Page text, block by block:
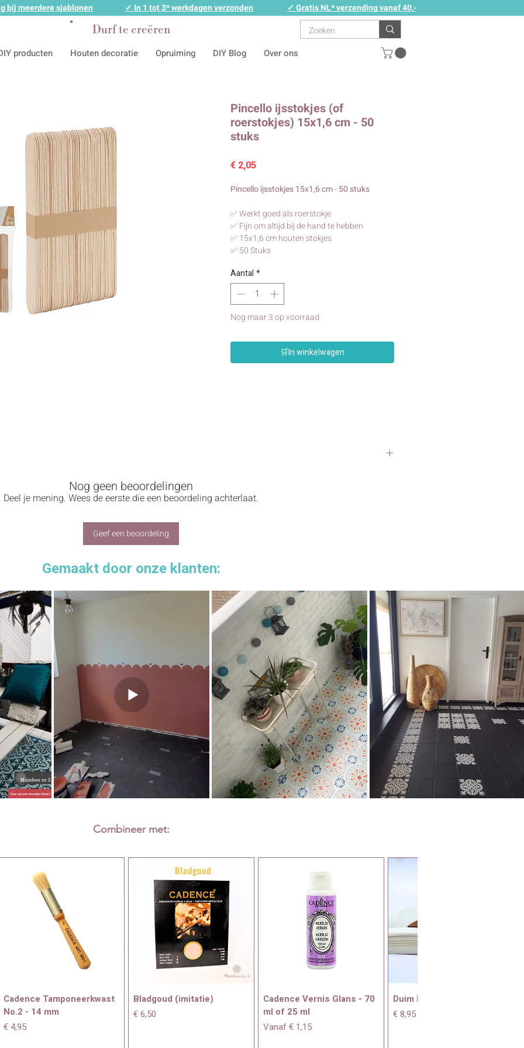
bij meerdere sjablonen ✓ In 1 tot 3* werkdagen verzonden ✓ Gratis NL* verzending vanaf 40,-
Durf te creëren
producten Houten decoratie Opruiming DIY Blog Over ons
Pincello ijsstokjes (of
roerstokjes) 15x1,6 cm - 50
stuks
€ 2,05Prijs
Pincello ijsstokjes 15x1,6 cm - 50 stuks
✅ Werkt goed als roerstokje
✅ Fijn om altijd bij de hand te hebben
✅ 15x1,6 cm houten stokjes
✅ 50 Stuks
Aantal *
Nog maar 3 op voorraad
🛒In winkelwagen
in verfblikken gemakkelijk te mengen. Ook ideaal alshoutstokjes
Nog geen beoordelingen
Deel je mening. Wees de eerste die een beoordeling achterlaat.
Geef een beoordeling
Gemaakt door onze klanten:
Combineer met:
Cadence Tamponeerkwast
No.2 - 14 mm
Prijs
€ 4,95
Bladgoud (imitatie)
Prijs
€ 6,50
Cadence Vernis Glans - 70
ml of 25 ml
Vanaf€ 1,15
Verkoopprijs
Duim boekenhouder
Prijs
€ 8,95